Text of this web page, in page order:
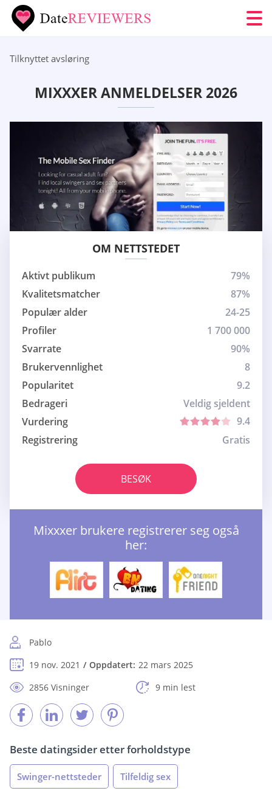
Tilknyttet avsløring
MIXXXER ANMELDELSER 2026
OM NETTSTEDET
Aktivt publikum
79%
Kvalitetsmatcher
87%
Populær alder
24-25
Profiler
1 700 000
Svarrate
90%
Brukervennlighet
8
Popularitet
9.2
Bedrageri
Veldig sjeldent
Vurdering
9.4
Registrering
Gratis
BESØK
Mixxxer brukere registrerer seg også
her:
Pablo
19 nov. 2021
Oppdatert: 22 mars 2025
2856 Visninger
9 min lest
Beste datingsider etter forholdstype
Swinger-nettsteder Tilfeldig sex